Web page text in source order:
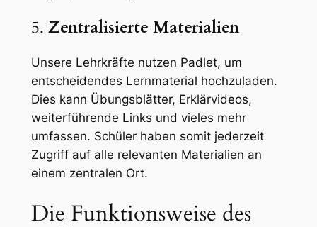
5. Zentralisierte Materialien
Unsere Lehrkräfte nutzen Padlet, um
entscheidendes Lernmaterial hochzuladen.
Dies kann Übungsblätter, Erklärvideos,
weiterführende Links und vieles mehr
umfassen. Schüler haben somit jederzeit
Zugriff auf alle relevanten Materialien an
einem zentralen Ort.
Die Funktionsweise des